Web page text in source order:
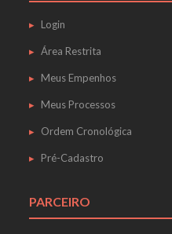
Login
Área Restrita
Meus Empenhos
Meus Processos
Ordem Cronológica
Pré-Cadastro
PARCEIRO